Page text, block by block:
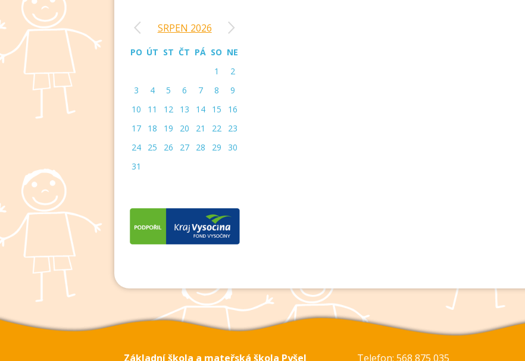
SRPEN 2026
PO ÚT ST ČT PÁ SO NE
1
2
3
4 5 6 7 8
9
10
11 12 13 14 15
16
17
18 19 20 21 22
23
24
25 26 27 28 29
30
31
Základní škola a mateřská škola Pyšel Telefon: 568 875 035